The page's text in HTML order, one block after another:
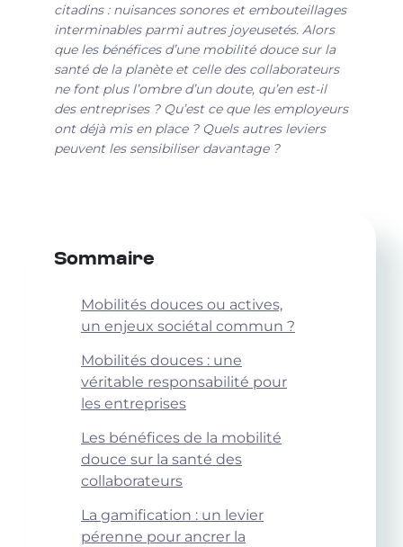
citadins : nuisances sonores et embouteillages
interminables parmi autres joyeusetés. Alors
que les bénéfices d’une mobilité douce sur la
santé de la planète et celle des collaborateurs
ne font plus l’ombre d’un doute, qu’en est-il
des entreprises ? Qu’est ce que les employeurs
ont déjà mis en place ? Quels autres leviers
peuvent les sensibiliser davantage ?
Sommaire
Mobilités douces ou actives,
un enjeux sociétal commun ?
Mobilités douces : une
véritable responsabilité pour
les entreprises
Les bénéfices de la mobilité
douce sur la santé des
collaborateurs
La gamification : un levier
pérenne pour ancrer la